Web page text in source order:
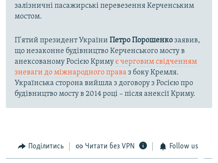
залізничні пасажирські перевезення Керченським
мостом.
П'ятий президент України Петро Порошенкозаявив,
що незаконне будівництво Керченського мосту в
анексованому Росією Кримує черговим свідченням
зневаги до міжнародного права з боку Кремля.
Українська сторона вийшла з договору з Росією про
будівництво мосту в 2014 році – після анексії Криму.
Поділитись Читати без VPN Follow us